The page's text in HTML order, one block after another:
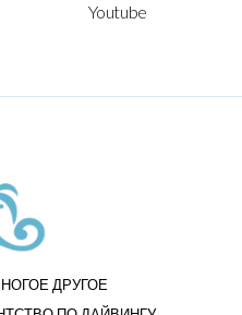
Youtube
ДРУГОЕ